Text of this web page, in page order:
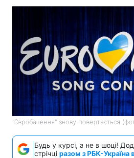
"Євробачення" знову повертається
Будь у курсі, а не в шоці!
стрічці разом з РБК-Україна